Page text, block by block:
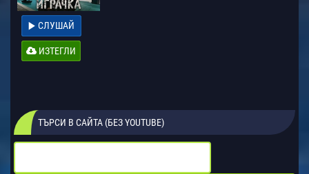
СЛУШАЙ
ИЗТЕГЛИ
ТЪРСИ В САЙТА (БЕЗ YOUTUBE)